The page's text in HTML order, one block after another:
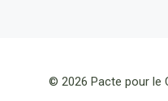
© 2026 Pacte pour le